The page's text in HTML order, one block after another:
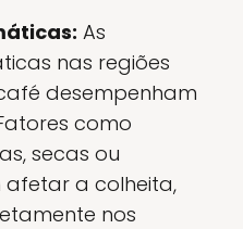
As
nas regiões
desempenham
como
secas ou
a colheita,
nos